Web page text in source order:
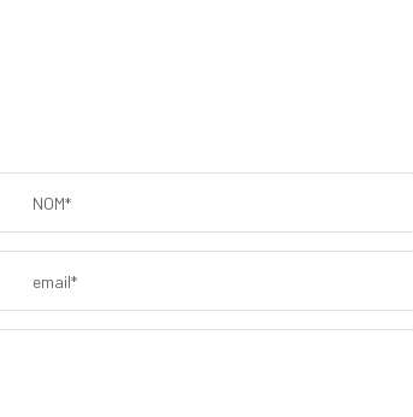
NOM*
email*